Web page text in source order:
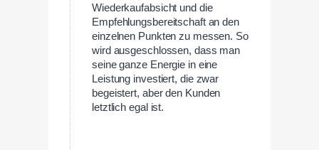
Wiederkaufabsicht und die
Empfehlungsbereitschaft an den
einzelnen Punkten zu messen. So
wird ausgeschlossen, dass man
seine ganze Energie in eine
Leistung investiert, die zwar
begeistert, aber den Kunden
letztlich egal ist.